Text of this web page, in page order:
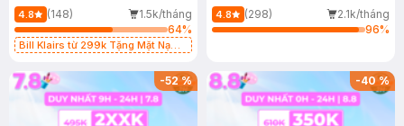
4.8 (148)
1.5k/tháng
64%
Bill Klairs từ 299k Tặng Mặt Nạ
25ml (SL Có Hạn)
400ml
4.8 (298)
2.1k/tháng
96%
-52% -40%